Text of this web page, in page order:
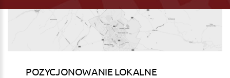
POZYCJONOWANIE LOKALNE